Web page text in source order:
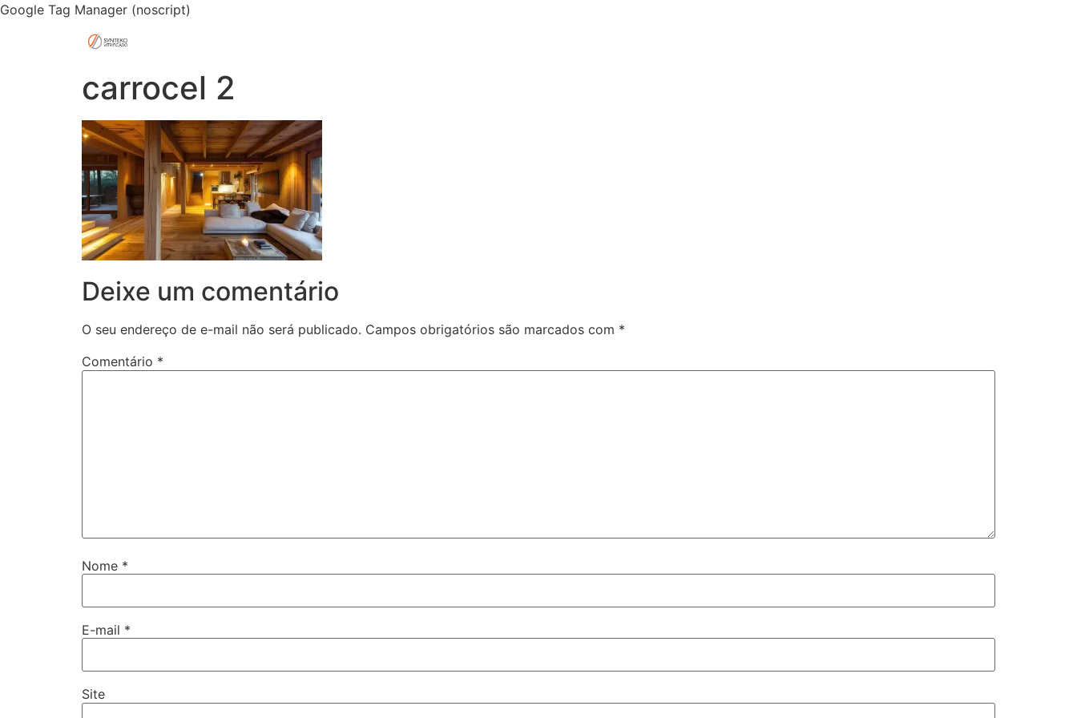
Google Tag Manager (noscript)
carrocel 2
Deixe um comentário
O seu endereço de e-mail não será publicado. Campos obrigatórios são marcados com *
Comentário *
Nome *
E-mail *
Site